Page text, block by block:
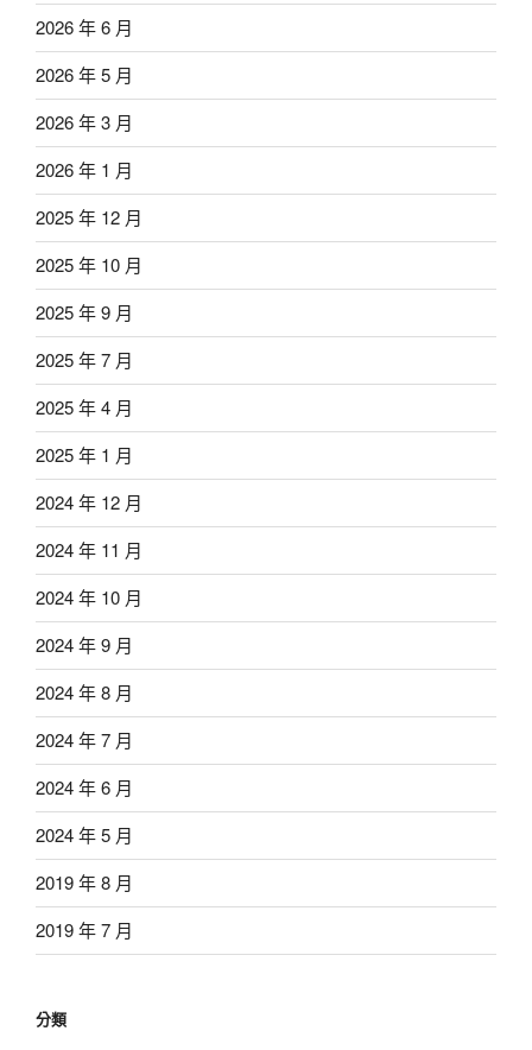
2026 年 6 月
2026 年 5 月
2026 年 3 月
2026 年 1 月
2025 年 12 月
2025 年 10 月
2025 年 9 月
2025 年 7 月
2025 年 4 月
2025 年 1 月
2024 年 12 月
2024 年 11 月
2024 年 10 月
2024 年 9 月
2024 年 8 月
2024 年 7 月
2024 年 6 月
2024 年 5 月
2019 年 8 月
2019 年 7 月
分類